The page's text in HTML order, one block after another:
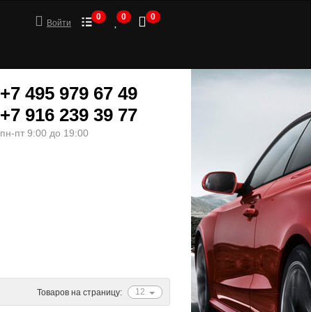
Войти
0 0 0
+7 495 979 67 49
+7 916 239 39 77
пн-пт 9:00 до 19:00
12
Товаров на страницу: